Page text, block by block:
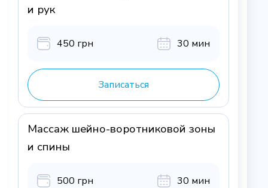
и рук
450 грн 30 мин
Записаться
Массаж шейно-воротниковой зоны
и спины
500 грн 30 мин